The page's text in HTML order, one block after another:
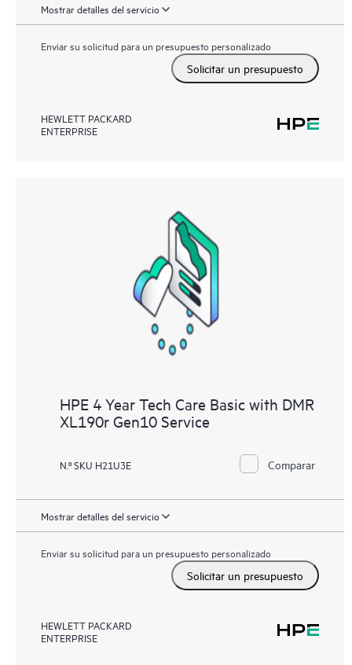
Mostrar detalles del servicio
Enviar su solicitud para un presupuesto personalizado
Solicitar un presupuesto
HEWLETT PACKARD
ENTERPRISE
HPE 4 Year Tech Care Basic with DMR
XL190r Gen10 Service
N.º SKU H21U3E Comparar
Mostrar detalles del servicio
Enviar su solicitud para un presupuesto personalizado
Solicitar un presupuesto
HEWLETT PACKARD
ENTERPRISE